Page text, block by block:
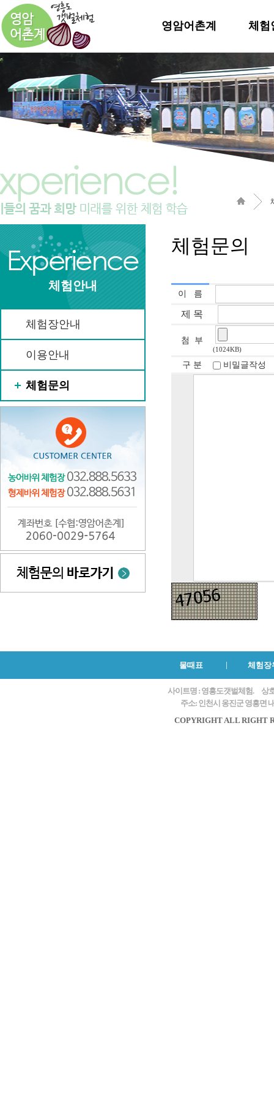
영암어촌계 체험
체험안내
체험장안내
이용안내
체험문의
체험문의
이 름
제 목
첨 부
(1024KB)
구 분 비밀글작성
물때표 체험장
사이트명 : 영흥도갯벌체험.
상
주소: 인천시 옹진군 영흥면
COPYRIGHT ALL RIGHT